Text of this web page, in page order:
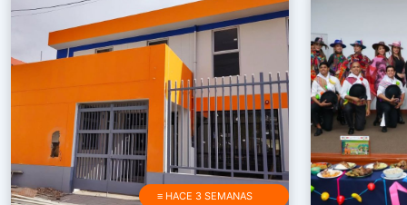
≡ HACE 3 SEMANAS